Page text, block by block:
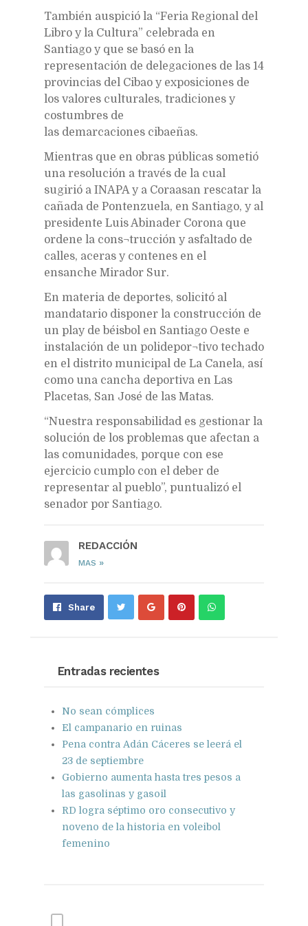
También auspició la “Feria Regional del
Libro y la Cultura” celebrada en
Santiago y que se basó en la
representación de delegaciones de las 14
provincias del Cibao y exposiciones de
los valores culturales, tradiciones y
costumbres de
las demarcaciones cibaeñas.
Mientras que en obras públicas sometió
una resolución a través de la cual
sugirió a INAPA y a Coraasan rescatar la
cañada de Pontenzuela, en Santiago, y al
presidente Luis Abinader Corona que
ordene la cons¬trucción y asfaltado de
calles, aceras y contenes en el
ensanche Mirador Sur.
En materia de deportes, solicitó al
mandatario disponer la construcción de
un play de béisbol en Santiago Oeste e
instalación de un polidepor¬tivo techado
en el distrito municipal de La Canela, así
como una cancha deportiva en Las
Placetas, San José de las Matas.
“Nuestra responsabilidad es gestionar la
solución de los problemas que afectan a
las comunidades, porque con ese
ejercicio cumplo con el deber de
representar al pueblo”, puntualizó el
senador por Santiago.
REDACCIÓN
MAS »
Share Share Pin Send
Entradas recientes
No sean cómplices
El campanario en ruinas
Pena contra Adán Cáceres se leerá el
23 de septiembre
Gobierno aumenta hasta tres pesos a
las gasolinas y gasoil
RD logra séptimo oro consecutivo y
noveno de la historia en voleibol
femenino